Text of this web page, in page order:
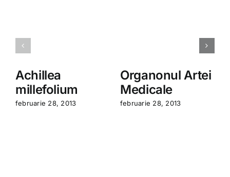
Achillea
millefolium
februarie 28, 2013
Organonul Artei
Medicale
februarie 28, 2013